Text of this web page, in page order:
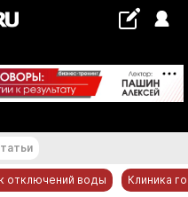
°С
отключений воды Клиника